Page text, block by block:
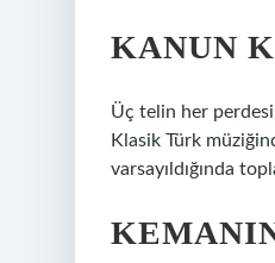
KANUN
Üç telin her
Klasik Türk
varsayıldığında